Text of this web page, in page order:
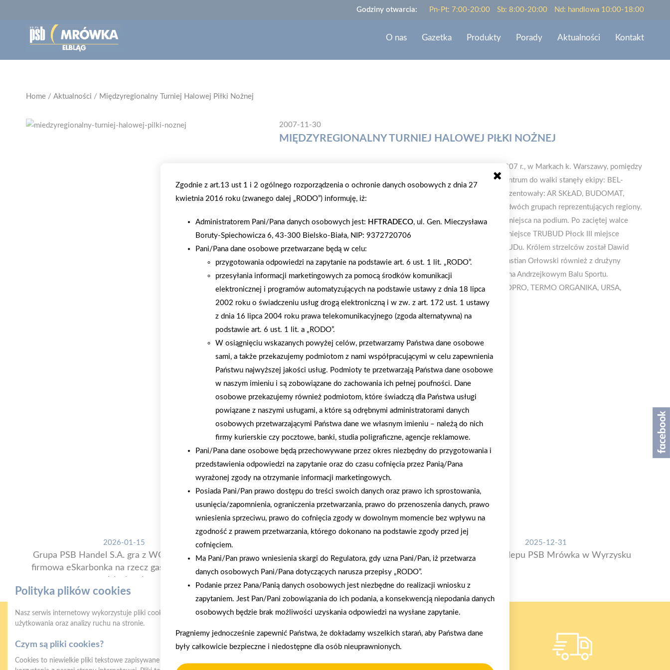
Godziny otwarcia: Pn-Pt: 7:00-20:00 Sb: 8:00-20:00 Nd: handlowa 10:00-18:00
O nas Gazetka Produkty Porady Aktualności Kontakt
Home / Aktualności / Międzyregionalny Turniej Halowej Piłki Nożnej
2007-11-30
MIĘDZYREGIONALNY TURNIEJ HALOWEJ PIŁKI NOŻNEJ
Międzyregionalny Turniej Halowej Piłki Nożnej odbył się 1 grudnia 2007 r., w Markach k. Warszawy, pomiędzy
drużynami z regionu Centrum i Mazowsze - Mazury. I tak z regionu Centrum do walki stanęły ekipy: BEL-
POL/ARCO, TRUBUD, SUNBUD, WIKTOR, FAWID, a Mazowsze reprezentowały: AR SKŁAD, BUDOMAT,
DOMEX-2, GIPSOL i INTERIOR CENTRUM. Rozgrywki odbyły się w dwóch grupach reprezentujących regiony.
Drużyny, które zajęły I i II miejsce w każdej grupie rozegrały mecze o miejsca na podium. Po zaciętej walce
wyniki przedstawiały się następująco: I miejsce - GIPSOL Łomianki II miejsce TRUBUD Płock III miejsce
DOMEX-2 Pomiechówek. W półfinałach zagrała także drużyna SUNBUDu. Królem strzelców został Dawid
Cytacji z drużyny TRUBUDU, natomiast najlepszym bramkarzem - Sebastian Orłowski również z drużyny
TRUBUDU. Oczywiście i u nas całość sportowych zmagań uczciliśmy na Andrzejkowym Balu Sportu.
Sponsorami turneiju były firmy: ATLAS, ISOVER, H+H, KRONOPOL, SOPRO, TERMO ORGANIKA, URSA,
XELLA, QUICK MIX.
AKTUALNOŚCI
2026-01-15
Grupa PSB Handel S.A. gra z WOŚP. Powstała
firmowa eSkarbonka na rzecz gastroenterologii
Zacisze S.A. dołącza do Grupy PSB. Sieć kończy
rok strategicznym otwarciem po rebrandingu
2025-12-31
Otwarcie sklepu PSB Mrówka w Wyrzysku
Zgodnie z art.13 ust 1 i 2 ogólnego rozporządzenia o ochronie danych osobowych z dnia 27
kwietnia 2016 roku (zwanego dalej „RODO”) informuję, iż:
Administratorem Pani/Pana danych osobowych jest: HFTRADECO, ul. Gen. Mieczysława
Boruty-Spiechowicza 6, 43-300 Bielsko-Biała, NIP: 9372720706
Pani/Pana dane osobowe przetwarzane będą w celu:
przygotowania odpowiedzi na zapytanie na podstawie art. 6 ust. 1 lit. „RODO”.
przesyłania informacji marketingowych za pomocą środków komunikacji
elektronicznej i programów automatyzujących na podstawie ustawy z dnia 18 lipca
2002 roku o świadczeniu usług drogą elektroniczną i w zw. z art. 172 ust. 1 ustawy
z dnia 16 lipca 2004 roku prawa telekomunikacyjnego (zgoda alternatywna) na
podstawie art. 6 ust. 1 lit. a „RODO”.
W osiągnięciu wskazanych powyżej celów, przetwarzamy Państwa dane osobowe
sami, a także przekazujemy podmiotom z nami współpracującymi w celu zapewnienia
Państwu najwyższej jakości usług. Podmioty te przetwarzają Państwa dane osobowe
w naszym imieniu i są zobowiązane do zachowania ich pełnej poufności. Dane
osobowe przekazujemy również podmiotom, które świadczą dla Państwa usługi
powiązane z naszymi usługami, a które są odrębnymi administratorami danych
osobowych przetwarzającymi Państwa dane we własnym imieniu – należą do nich
firmy kurierskie czy pocztowe, banki, studia poligraficzne, agencje reklamowe.
Pani/Pana dane osobowe będą przechowywane przez okres niezbędny do przygotowania i
przedstawienia odpowiedzi na zapytanie oraz do czasu cofnięcia przez Panią/Pana
wyrażonej zgody na otrzymanie informacji marketingowych.
Posiada Pani/Pan prawo dostępu do treści swoich danych oraz prawo ich sprostowania,
usunięcia/zapomnienia, ograniczenia przetwarzania, prawo do przenoszenia danych, prawo
wniesienia sprzeciwu, prawo do cofnięcia zgody w dowolnym momencie bez wpływu na
zgodność z prawem przetwarzania, którego dokonano na podstawie zgody przed jej
cofnięciem.
Ma Pani/Pan prawo wniesienia skargi do Regulatora, gdy uzna Pani/Pan, iż przetwarza
danych osobowych Pani/Pana dotyczących narusza przepisy „RODO”.
Podanie przez Pana/Panią danych osobowych jest niezbędne do realizacji wniosku z
zapytaniem. Jest Pan/Pani zobowiązania do ich podania, a konsekwencją niepodania danych
osobowych będzie brak możliwości uzyskania odpowiedzi na wysłane zapytanie.
Pragniemy jednocześnie zapewnić Państwa, że dokładamy wszelkich starań, aby Państwa dane
były całkowicie bezpieczne i niedostępne dla osób nieuprawnionych.
Polityka plików cookies
Nasz serwis internetowy wykorzystuje pliki cookies w celu zapewnienia prawidłowego działania strony, poprawy komfortu
użytkowania oraz analizy ruchu na stronie.
Czym są pliki cookies?
Cookies to niewielkie pliki tekstowe zapisywane na urządzeniu użytkownika (komputerze, tablecie, smartfonie) podczas